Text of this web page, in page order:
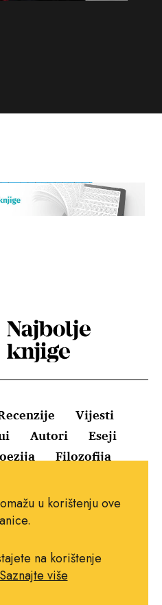
Vijesti
Autori
Eseji
Filozofija
Pravila o kolačićima
Impressum
u korištenju ove
na korištenje
Saznajte više